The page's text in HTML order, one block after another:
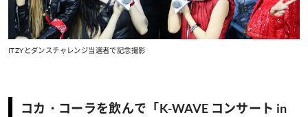
ITZYとダンスチャレンジ当選者で記念撮影
コカ・コーラを飲んで「K-WAVE コンサート in